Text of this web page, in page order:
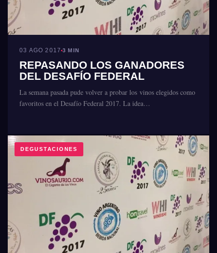
03 AGO 2017 3 MIN
REPASANDO LOS GANADORES
DEL DESAFÍO FEDERAL
La semana pasada pude volver a probar los vinos elegidos como
favoritos en el Desafío Federal 2017. La idea…
DEGUSTACIONES